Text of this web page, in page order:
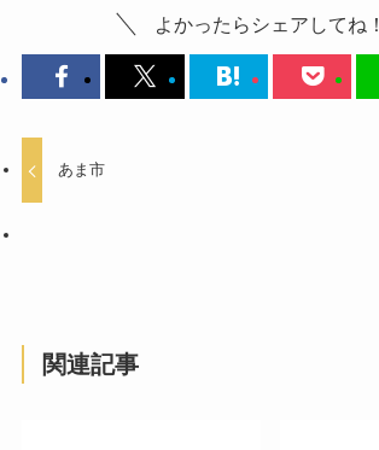
よかったらシェアしてね！
あま市
関連記事